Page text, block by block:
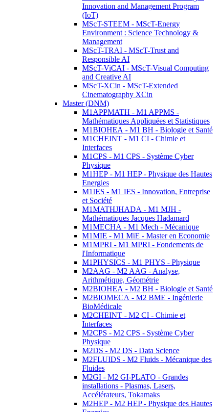
Innovation and Management Program
(IoT)
MScT-STEEM - MScT-Energy
Environment : Science Technology &
Management
MScT-TRAI - MScT-Trust and
Responsible AI
MScT-ViCAI - MScT-Visual Computing
and Creative AI
MScT-XCin - MScT-Extended
Cinematography XCin
Master (DNM)
M1APPMATH - M1 APPMS -
Mathématiques Appliquées et Statistiques
M1BIOHEA - M1 BH - Biologie et Santé
M1CHEINT - M1 CI - Chimie et
Interfaces
M1CPS - M1 CPS - Système Cyber
Physique
M1HEP - M1 HEP - Physique des Hautes
Energies
M1IES - M1 IES - Innovation, Entreprise
et Société
M1MATHJHADA - M1 MJH -
Mathématiques Jacques Hadamard
M1MECHA - M1 Mech - Mécanique
M1MIE - M1 MiE - Master en Economie
M1MPRI - M1 MPRI - Fondements de
l'Informatique
M1PHYSICS - M1 PHYS - Physique
M2AAG - M2 AAG - Analyse,
Arithmétique, Géométrie
M2BIOHEA - M2 BH - Biologie et Santé
M2BIOMECA - M2 BME - Ingénierie
BioMédicale
M2CHEINT - M2 CI - Chimie et
Interfaces
M2CPS - M2 CPS - Système Cyber
Physique
M2DS - M2 DS - Data Science
M2FLUIDS - M2 Fluids - Mécanique des
Fluides
M2GI - M2 GI-PLATO - Grandes
installations - Plasmas, Lasers,
Accélérateurs, Tokamaks
M2HEP - M2 HEP - Physique des Hautes